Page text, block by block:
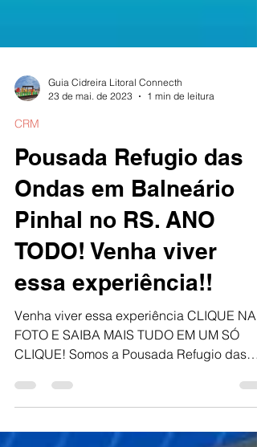
23 de mai. de 2023
1 min de leitura
CRM
Pousada Refugio das
Ondas em Balneário
Pinhal no RS. ANO
TODO! Venha viver
essa experiência!!
FOTO E SAIBA MAIS TUDO EM UM SÓ
CLIQUE! Somos a Pousada Refugio das
Ondas em Balneário Pinhal no...